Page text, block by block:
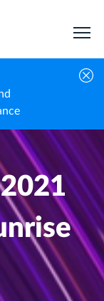
wird von DataSunrise